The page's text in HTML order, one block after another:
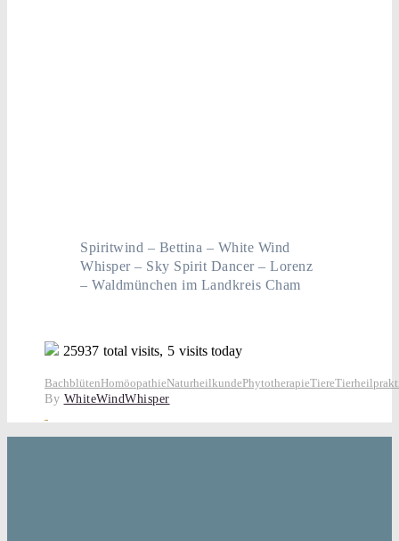
Spiritwind – Bettina – White Wind
Whisper – Sky Spirit Dancer – Lorenz
– Waldmünchen im Landkreis Cham
25937 total visits, 5 visits today
BachblütenHomöopathieNaturheilkundePhytotherapieTiere
By WhiteWindWhisper